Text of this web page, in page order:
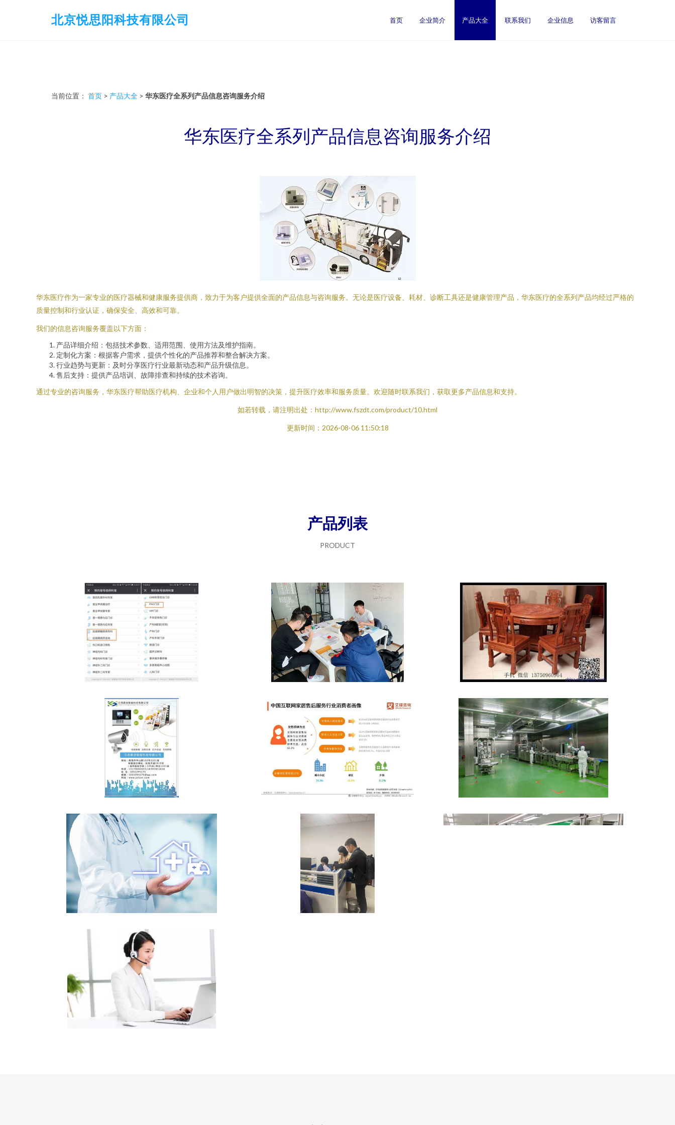
北京悦思阳科技有限公司 首页 企业简介 产品大全 联系我们 企业信息 访客留言
当前位置： 首页 > 产品大全 > 华东医疗全系列产品信息咨询服务介绍
华东医疗全系列产品信息咨询服务介绍
华东医疗作为一家专业的医疗器械和健康服务提供商，致力于为客户提供全面的产品信息与咨询服务。无论是医疗设备、耗材、诊断工具还是健康管理产品，华东医疗的全系列产品均经过严格的
质量控制和行业认证，确保安全、高效和可靠。
我们的信息咨询服务覆盖以下方面：
产品详细介绍：包括技术参数、适用范围、使用方法及维护指南。
定制化方案：根据客户需求，提供个性化的产品推荐和整合解决方案。
行业趋势与更新：及时分享医疗行业最新动态和产品升级信息。
售后支持：提供产品培训、故障排查和持续的技术咨询。
通过专业的咨询服务，华东医疗帮助医疗机构、企业和个人用户做出明智的决策，提升医疗效率和服务质量。欢迎随时联系我们，获取更多产品信息和支持。
如若转载，请注明出处：http://www.fszdt.com/product/10.html
更新时间：2026-08-06 11:50:18
产品列表
PRODUCT